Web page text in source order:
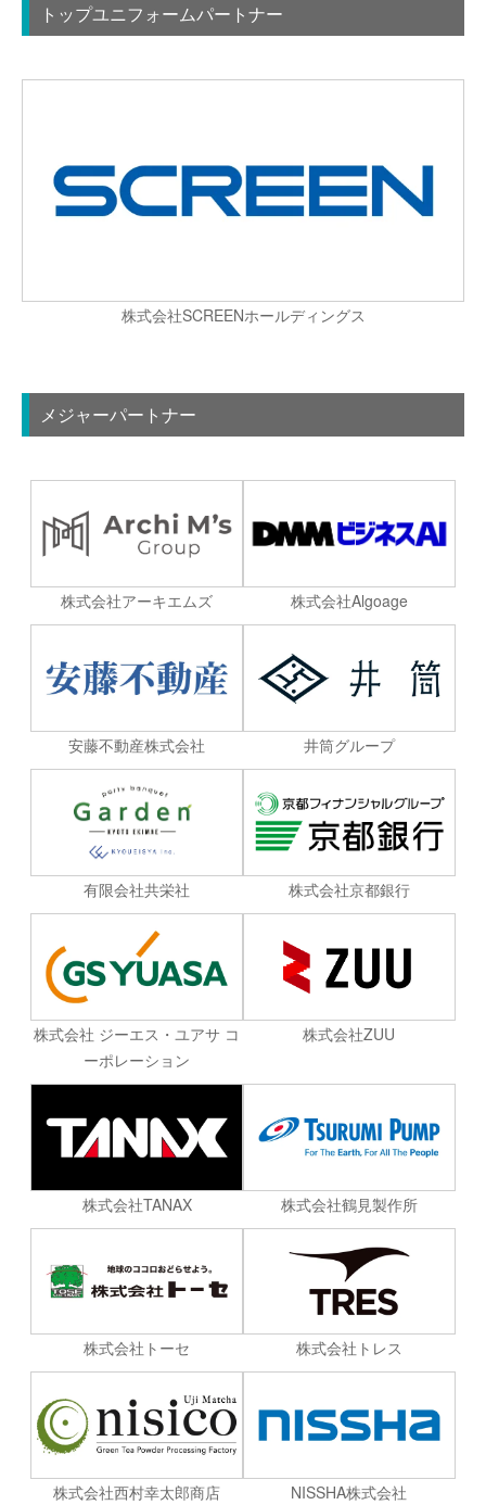
トップユニフォームパートナー
株式会社SCREENホールディングス
メジャーパートナー
株式会社アーキエムズ 株式会社Algoage
安藤不動産株式会社 井筒グループ
有限会社共栄社 株式会社京都銀行
株式会社 ジーエス・ユアサ コ
ーポレーション
株式会社ZUU
株式会社TANAX 株式会社鶴見製作所
株式会社トーセ 株式会社トレス
株式会社西村幸太郎商店 NISSHA株式会社